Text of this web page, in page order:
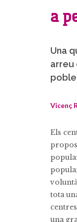
a
Una
arreu
Vicenç
Els
tota
una